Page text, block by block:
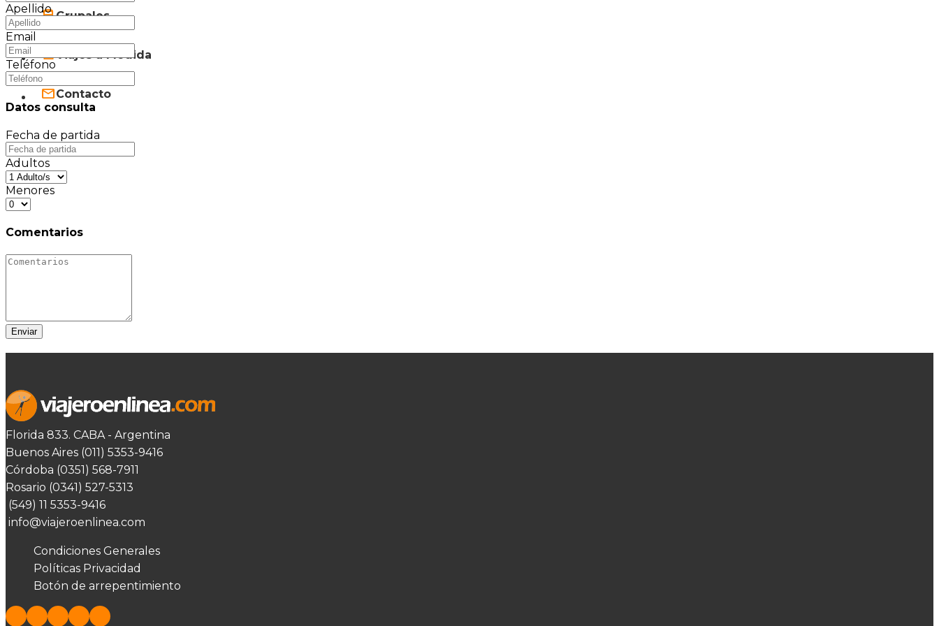
Grupales
Viajes a Medida
Contacto
Apellido
Email
Teléfono
Datos consulta
Fecha de partida
Adultos
Menores
Comentarios
Enviar
Florida 833. CABA - Argentina
Buenos Aires (011) 5353-9416
Córdoba (0351) 568-7911
Rosario (0341) 527-5313
(549) 11 5353-9416
info@viajeroenlinea.com
Condiciones Generales
Políticas Privacidad
Botón de arrepentimiento